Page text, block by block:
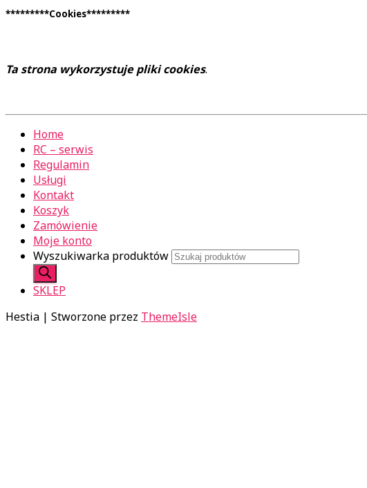
*********Cookies*********
Ta strona wykorzystuje pliki cookies.
Home
RC – serwis
Regulamin
Usługi
Kontakt
Koszyk
Zamówienie
Moje konto
Wyszukiwarka produktów
SKLEP
Hestia | Stworzone przez ThemeIsle